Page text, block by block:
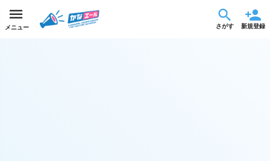
メニュー さがす 新規登録